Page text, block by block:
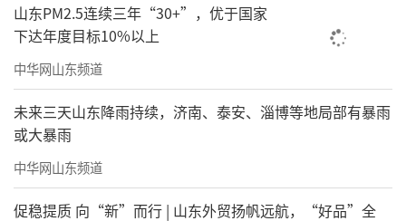
山东PM2.5连续三年“30+”，优于国家
下达年度目标10%以上
中华网山东频道
未来三天山东降雨持续，济南、泰安、淄博等地局部有暴雨
或大暴雨
中华网山东频道
促稳提质 向“新”而行 | 山东外贸扬帆远航，“好品”全